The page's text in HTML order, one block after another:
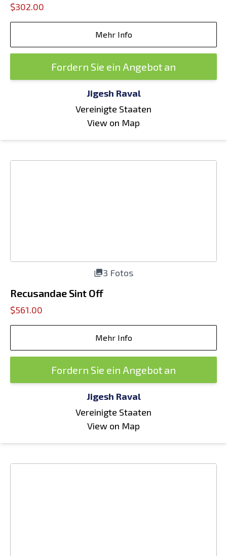
$302.00
Mehr Info
Fordern Sie ein Angebot an
Jigesh Raval
Vereinigte Staaten
View on Map
3 Fotos
Recusandae Sint Off
$561.00
Mehr Info
Fordern Sie ein Angebot an
Jigesh Raval
Vereinigte Staaten
View on Map